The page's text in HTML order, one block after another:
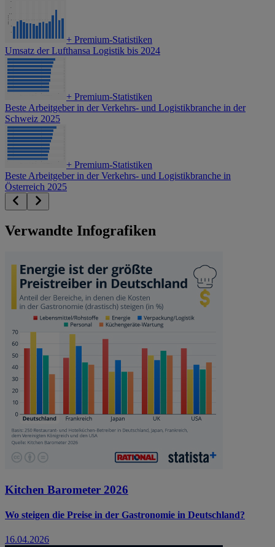
+ Premium-Statistiken
Umsatz der Lufthansa Logistik bis 2024
+ Premium-Statistiken
Beste Arbeitgeber in der Verkehrs- und Logistikbranche in der
Schweiz 2025
+ Premium-Statistiken
Beste Arbeitgeber in der Verkehrs- und Logistikbranche in
Österreich 2025
Verwandte Infografiken
Kitchen Barometer 2026
Wo steigen die Preise in der Gastronomie in Deutschland?
16.04.2026